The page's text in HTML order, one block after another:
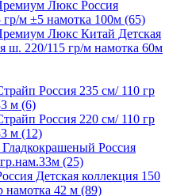
Люкс Россия
м ±5 намотка 100м (65)
Люкс Китай Детская
ш. 220/115 гр/м намотка 60м
Россия 235 см/ 110 гр
м (6)
Россия 220 см/ 110 гр
м (12)
Россия
(25)
Детская коллекция 150
намотка 42 м (89)